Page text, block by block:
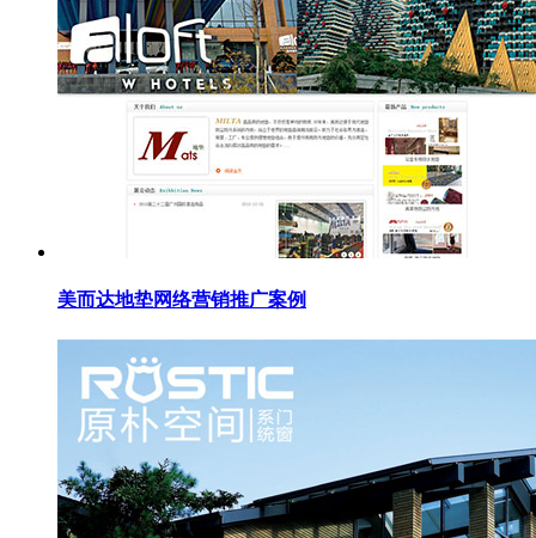
美而达地垫网络营销推广案例